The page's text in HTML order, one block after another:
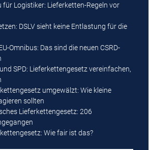
Logistiker: Lieferketten-Regeln vor
DSLV sieht keine Entlastung für die
Omnibus: Das sind die neuen CSRD-
SPD: Lieferkettengesetz vereinfachen,
umgewälzt: Wie kleine
sollten
Lieferkettengesetz: 206
Wie fair ist das?